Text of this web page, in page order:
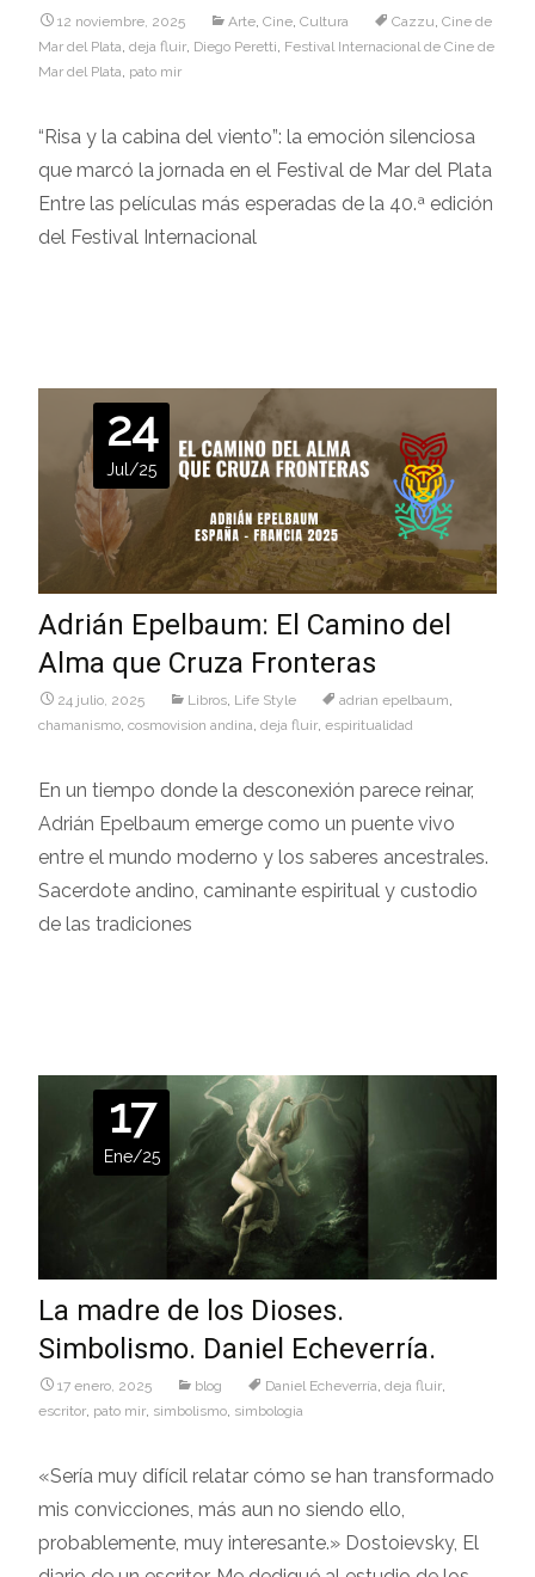
12 noviembre, 2025 Arte, Cine, Cultura Cazzu, Cine de
Mar del Plata, deja fluir, Diego Peretti, Festival Internacional de Cine de
Mar del Plata, pato mir
“Risa y la cabina del viento”: la emoción silenciosa
que marcó la jornada en el Festival de Mar del Plata
Entre las películas más esperadas de la 40.ª edición
del Festival Internacional
24
Jul/25
Adrián Epelbaum: El Camino del
Alma que Cruza Fronteras
24 julio, 2025 Libros, Life Style adrian epelbaum,
chamanismo, cosmovision andina, deja fluir, espiritualidad
En un tiempo donde la desconexión parece reinar,
Adrián Epelbaum emerge como un puente vivo
entre el mundo moderno y los saberes ancestrales.
Sacerdote andino, caminante espiritual y custodio
de las tradiciones
17
Ene/25
La madre de los Dioses.
Simbolismo. Daniel Echeverría.
17 enero, 2025 blog Daniel Echeverría, deja fluir,
escritor, pato mir, simbolismo, simbologia
«Sería muy difícil relatar cómo se han transformado
mis convicciones, más aun no siendo ello,
probablemente, muy interesante.» Dostoievsky, El